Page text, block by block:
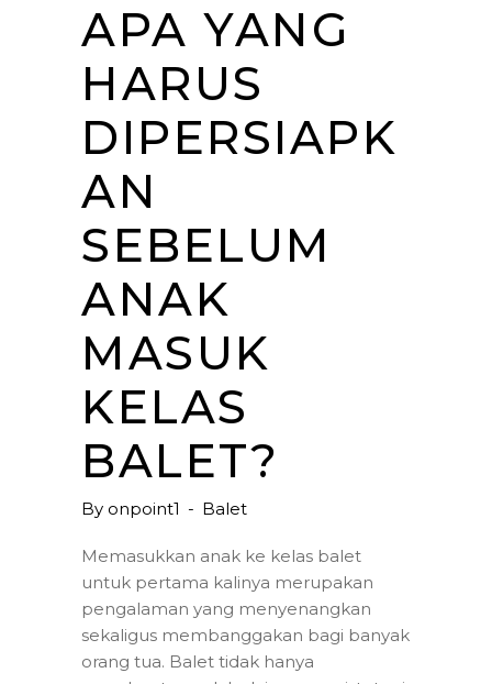
APA YANG
HARUS
DIPERSIAPK
AN
SEBELUM
ANAK
MASUK
KELAS
BALET?
By onpoint1 Balet
Memasukkan anak ke kelas balet
untuk pertama kalinya merupakan
pengalaman yang menyenangkan
sekaligus membanggakan bagi banyak
orang tua. Balet tidak hanya